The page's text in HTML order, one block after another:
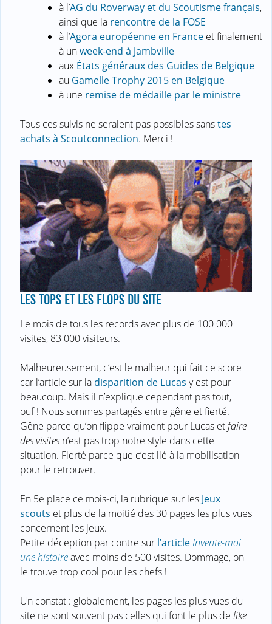
à l’AG du Roverway et du Scoutisme français,
ainsi que la rencontre de la FOSE
à l’Agora européenne en France et finalement
à unweek-end à Jambville
aux États généraux des Guides de Belgique
au Gamelle Trophy 2015 en Belgique
à une remise de médaille par le ministre
Tous ces suivis ne seraient pas possibles sanstes
achats à Scoutconnection. Merci !
LES TOPS ET LES FLOPS DU SITE
Le mois de tous les records avec plus de 100 000
visites, 83 000 visiteurs.
Malheureusement, c’est le malheur qui fait ce score
car l’article sur la disparition de Lucas y est pour
beaucoup. Mais il n’explique cependant pas tout,
ouf ! Nous sommes partagés entre gêne et fierté.
Gêne parce qu’on flippe vraiment pour Lucas et faire
des visitesn’est pas trop notre style dans cette
situation. Fierté parce que c’est lié à la mobilisation
pour le retrouver.
En 5e place ce mois-ci, la rubrique sur les Jeux
scouts et plus de la moitié des 30 pages les plus vues
concernent les jeux.
Petite déception par contre sur l’articleInvente-moi
une histoireavec moins de 500 visites. Dommage, on
le trouve trop cool pour les chefs !
Un constat : globalement, les pages les plus vues du
site ne sont souvent pas celles qui font le plus de like